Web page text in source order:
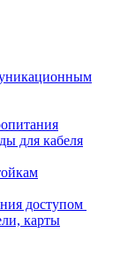
для кабеля
доступом
карты